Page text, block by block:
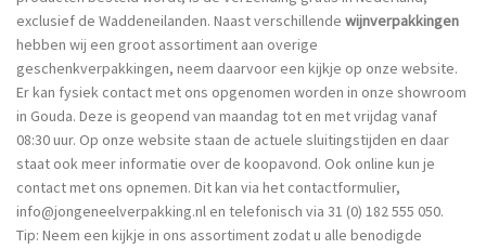
exclusief de Waddeneilanden. Naast verschillende wijnverpakkingen
hebben wij een groot assortiment aan overige
geschenkverpakkingen, neem daarvoor een kijkje op onze website.
Er kan fysiek contact met ons opgenomen worden in onze showroom
in Gouda. Deze is geopend van maandag tot en met vrijdag vanaf
08:30 uur. Op onze website staan de actuele sluitingstijden en daar
staat ook meer informatie over de koopavond. Ook online kun je
contact met ons opnemen. Dit kan via het contactformulier,
info@jongeneelverpakking.nl en telefonisch via 31 (0) 182 555 050.
Tip: Neem een kijkje in ons assortiment zodat u alle benodigde